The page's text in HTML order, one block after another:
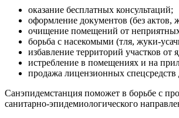
оказание бесплатных консультаций;
оформление документов (без актов,
очищение помещений от неприятных
борьба с насекомыми (тля, жуки-
избавление территорий участков
истребление в помещениях и на
продажа лицензионных спецсредств
Санэпидемстанция поможет в борьбе с
санитарно-эпидемиологического